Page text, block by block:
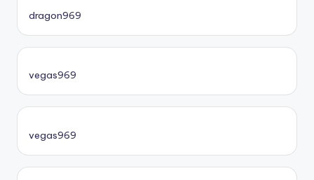
dragon969
vegas969
vegas969